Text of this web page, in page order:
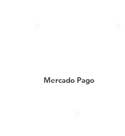
Mercado Pago